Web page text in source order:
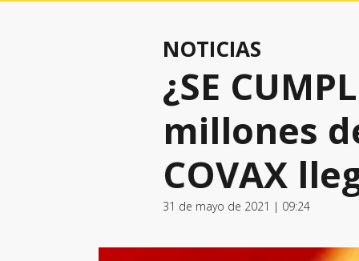
NOTICIAS
¿SE
millones
COVAX
31 de mayo de 2021 | 09:24